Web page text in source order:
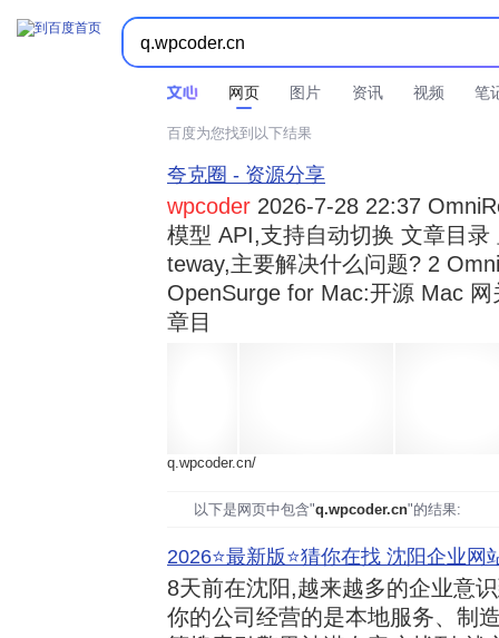
网页 图片 资讯 视频 笔
时间不限  所有网页和文件  站点内检索 
百度为您找到以下结果
夸克圈 - 资源分享
wpcoder 2026-7-28 22:37
模型 API,支持自动切换 文章目
teway,主要解决什么问题? 2
OpenSurge for Mac:开源 Mac
章目
q.wpcoder.cn/
以下是网页中包含"q.wpcoder.cn"的结果:
2026⭐️最新版⭐️猜你在找 沈阳企业网
8天前在沈阳,越来越多的企业意
你的公司经营的是本地服务、制